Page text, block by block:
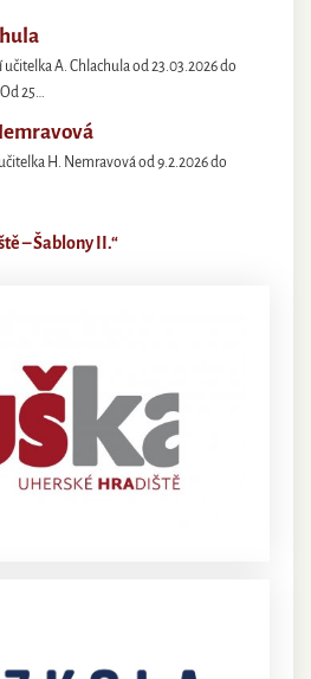
učitelka A. Chlachula od 23.03.2026 do
25…
H. Nemravová od 9.2.2026 do
– Šablony II.“